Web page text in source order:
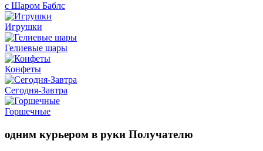
с Шаром Баблс
Игрушки
Гелиевые шары
Конфеты
Сегодня-Завтра
Горшечные
одним курьером в руки Получателю